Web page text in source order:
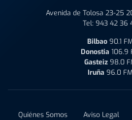
Avenida de Tolosa 23-25
Tel: 943 42 36
Bilbao 90.1
Donostia 106.9
Gasteiz 98.0
Iruña 96.0 FM
Quiénes Somos Aviso Legal